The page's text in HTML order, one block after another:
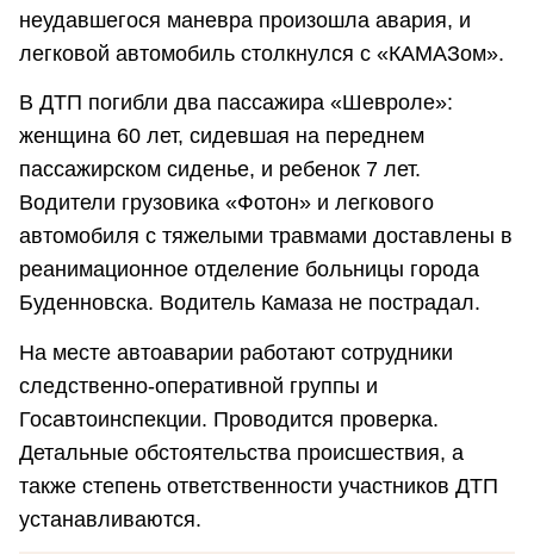
неудавшегося маневра произошла авария, и
легковой автомобиль столкнулся с «КАМАЗом».
В ДТП погибли два пассажира «Шевроле»:
женщина 60 лет, сидевшая на переднем
пассажирском сиденье, и ребенок 7 лет.
Водители грузовика «Фотон» и легкового
автомобиля с тяжелыми травмами доставлены в
реанимационное отделение больницы города
Буденновска. Водитель Камаза не пострадал.
На месте автоаварии работают сотрудники
следственно-оперативной группы и
Госавтоинспекции. Проводится проверка.
Детальные обстоятельства происшествия, а
также степень ответственности участников ДТП
устанавливаются.